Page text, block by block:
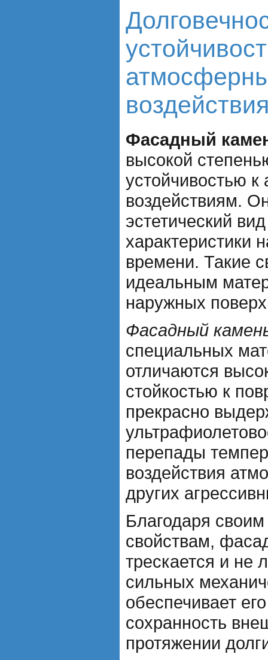
Фасадный
высокой
устойчивостью
воздействиям.
эстетический
характеристики
времени. Такие
идеальным
наружных
Фасадный
специальных
отличаются
стойкостью к
прекрасно
перепады
воздействия
других
Благодаря
свойствам,
трескается и не
сильных
обеспечивает
сохранность
протяжении